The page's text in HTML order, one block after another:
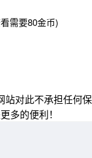
需要80金币)
站对此不承担任何保
多的便利！